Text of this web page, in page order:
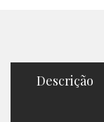
Descrição